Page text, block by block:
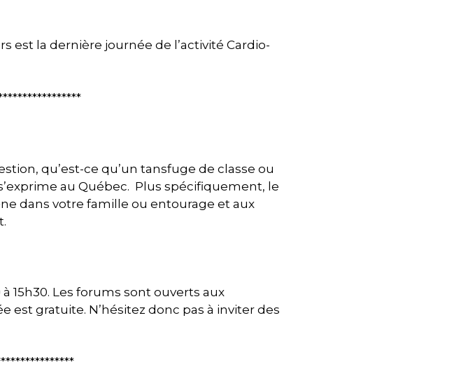
est la dernière journée de l’activité Cardio-
qu’est-ce qu’un tansfuge de classe ou
au Québec. Plus spécifiquement, le
dans votre famille ou entourage et aux
15h30. Les forums sont ouverts aux
gratuite. N’hésitez donc pas à inviter des